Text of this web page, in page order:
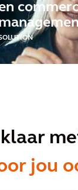
jou